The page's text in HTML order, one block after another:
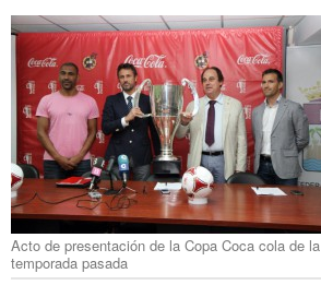
Acto de presentación de la Copa Coca cola de la
temporada pasada